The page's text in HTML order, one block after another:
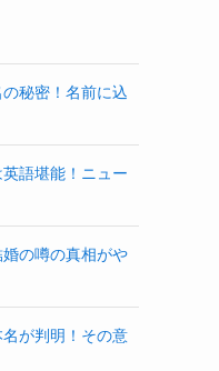
の秘密！名前に込
英語堪能！ニュー
の噂の真相がや
名が判明！その意